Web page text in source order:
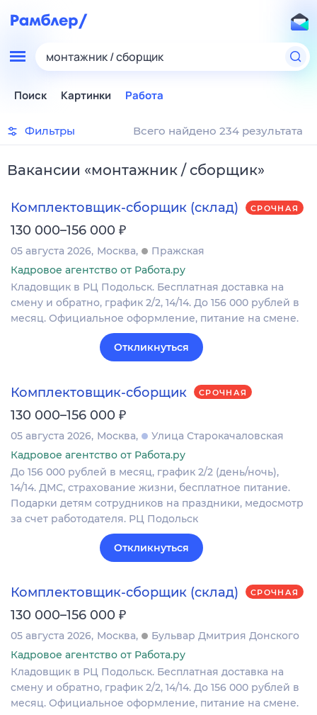
монтажник / сборщик
Поиск Картинки Работа
Фильтры Всего найдено 234 результата
Вакансии «монтажник / сборщик»
Комплектовщик-сборщик (склад) СРОЧНАЯ
130 000–156 000 ₽
05 августа 2026 Москва
Пражская
Кадровое агентство от Работа.ру
Кладовщик в РЦ Подольск. Бесплатная доставка на
смену и обратно, график 2/2, 14/14. До 156 000 рублей в
месяц. Официальное оформление, питание на смене.
Откликнуться
Комплектовщик-сборщик СРОЧНАЯ
130 000–156 000 ₽
05 августа 2026 Москва
Улица Старокачаловская
Кадровое агентство от Работа.ру
До 156 000 рублей в месяц, график 2/2 (день/ночь),
14/14. ДМС, страхование жизни, бесплатное питание.
Подарки детям сотрудников на праздники, медосмотр
за счет работодателя. РЦ Подольск
Откликнуться
Комплектовщик-сборщик (склад) СРОЧНАЯ
130 000–156 000 ₽
05 августа 2026 Москва
Бульвар Дмитрия Донского
Кадровое агентство от Работа.ру
Кладовщик в РЦ Подольск. Бесплатная доставка на
смену и обратно, график 2/2, 14/14. До 156 000 рублей в
месяц. Официальное оформление, питание на смене.